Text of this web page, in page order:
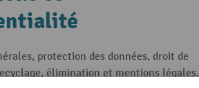
protection des données, droit de
élimination et mentions légales.